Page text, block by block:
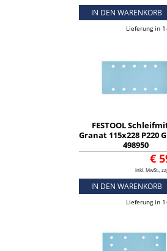
IN DEN WARENKORB
Lieferung in
FESTOOL
Granat 115x228 P220
498950
€
inkl. MwSt.,
IN DEN WARENKORB
Lieferung in